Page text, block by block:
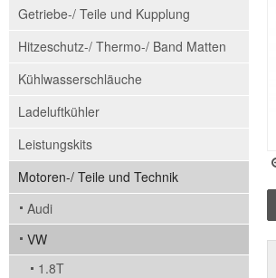
Getriebe-/ Teile und Kupplung
Hitzeschutz-/ Thermo-/ Band Matten
Kühlwasserschläuche
Ladeluftkühler
Leistungskits
Motoren-/ Teile und Technik
Audi
VW
1.8T